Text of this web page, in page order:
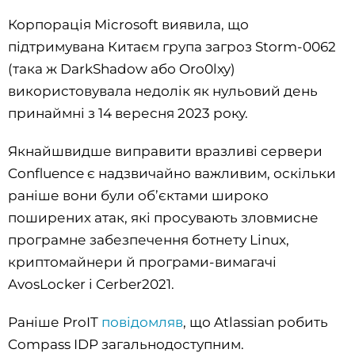
Корпорація Microsoft виявила, що
підтримувана Китаєм група загроз Storm-0062
(така ж DarkShadow або Oro0lxy)
використовувала недолік як нульовий день
принаймні з 14 вересня 2023 року.
Якнайшвидше виправити вразливі сервери
Confluence є надзвичайно важливим, оскільки
раніше вони були об’єктами широко
поширених атак, які просувають зловмисне
програмне забезпечення ботнету Linux,
криптомайнери й програми-вимагачі
AvosLocker і Cerber2021.
Раніше ProIT повідомляв, що Atlassian робить
Compass IDP загальнодоступним.